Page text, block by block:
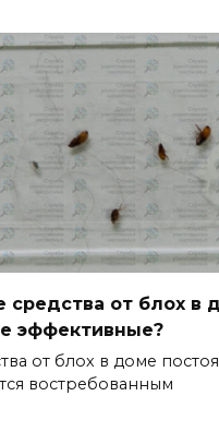
средства от блох в
эффективные?
от блох в доме
востребованным